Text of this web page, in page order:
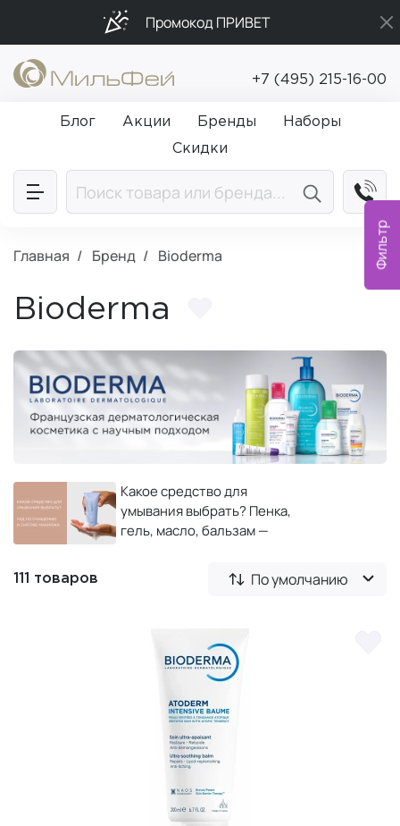
Фильтр
Промокод ПРИВЕТ
Бесплатная доставка от 5 000₽
Подарки в каждый заказ от 5 000₽
+7 (495) 215-16-00
Блог Акции Бренды
Наборы
Скидки
Главная Бренд Bioderma
Bioderma
Какое средство для
умывания выбрать? Пенка,
гель, масло, бальзам —
111 товаров По умолчанию